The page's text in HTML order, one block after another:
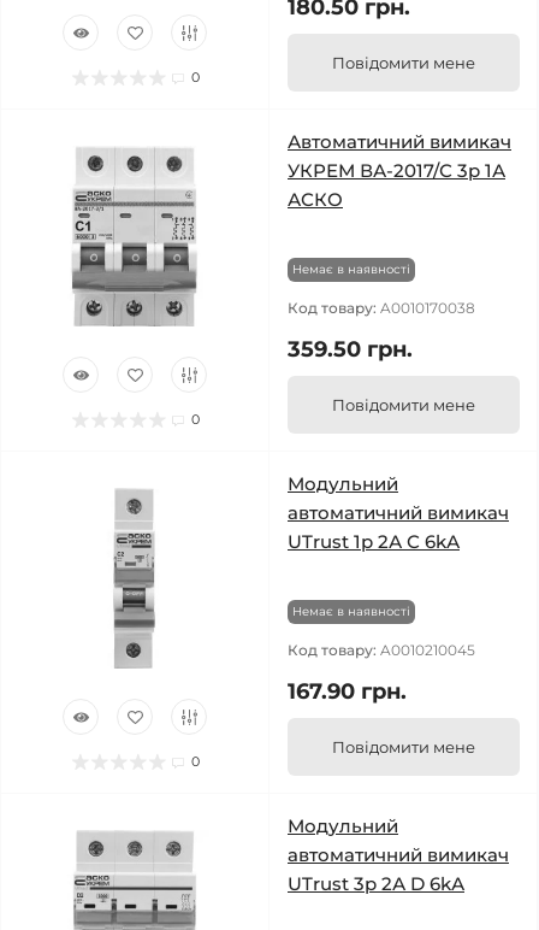
0
180.50 грн.
Повідомити мене
0
Автоматичний вимикач
УКРЕМ ВА-2017/С 3р 1А
АСКО
Немає в наявності
Код товару: A0010170038
359.50 грн.
Повідомити мене
0
Модульний
автоматичний вимикач
UTrust 1р 2А С 6kА
Немає в наявності
Код товару: A0010210045
167.90 грн.
Повідомити мене
Модульний
автоматичний вимикач
UTrust 3р 2А D 6kА